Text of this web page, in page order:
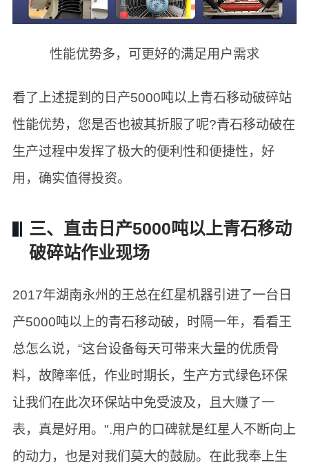
性能优势多，可更好的满足用户需求
看了上述提到的日产5000吨以上青石移动破碎站
性能优势，您是否也被其折服了呢?青石移动破在
生产过程中发挥了极大的便利性和便捷性，好
用，确实值得投资。
三、直击日产5000吨以上青石移动
破碎站作业现场
2017年湖南永州的王总在红星机器引进了一台日
产5000吨以上的青石移动破，时隔一年，看看王
总怎么说，“这台设备每天可带来大量的优质骨
料，故障率低，作业时期长，生产方式绿色环保
让我们在此次环保站中免受波及，且大赚了一
表，真是好用。".用户的口碑就是红星人不断向上
的动力，也是对我们莫大的鼓励。在此我奉上生